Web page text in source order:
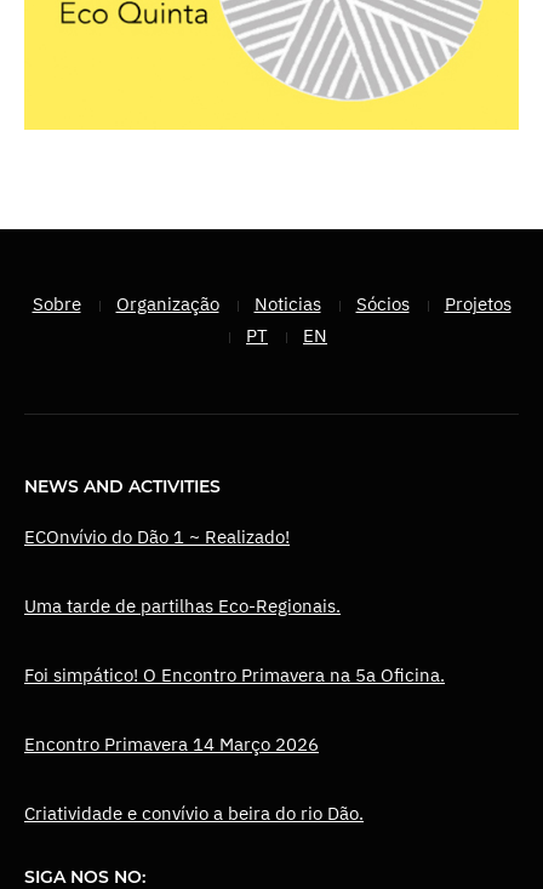
Sobre Organização Noticias Sócios
Projetos
PT
EN
NEWS AND ACTIVITIES
ECOnvívio do Dão 1 ~ Realizado!
Uma tarde de partilhas Eco-Regionais.
Foi simpático! O Encontro Primavera na 5a Oficina.
Encontro Primavera 14 Março 2026
Criatividade e convívio a beira do rio Dão.
SIGA NOS NO: